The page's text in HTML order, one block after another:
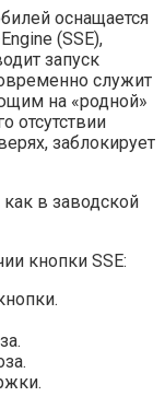
оснащается
(SSE),
запуск
служит
на «родной»
отсутствии
заблокирует
в заводской
кнопки SSE: